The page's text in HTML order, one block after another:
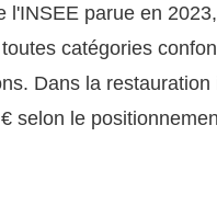
l'INSEE parue en
catégories
Dans la
selon le